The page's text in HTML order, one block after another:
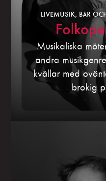
LIVEMUSIK, BAR
Musikaliska
andra
kvällar med
brokig